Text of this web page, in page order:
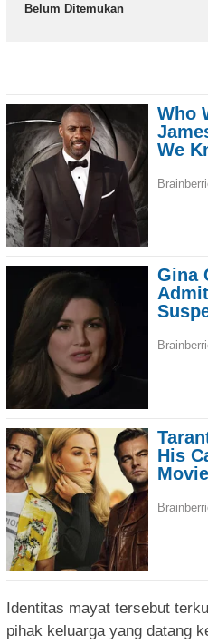
Belum Ditemukan
Identitas mayat tersebut
pihak keluarga yang datang